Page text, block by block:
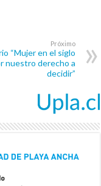
Próximo
“Mujer en el siglo
nuestro derecho a
decidir”